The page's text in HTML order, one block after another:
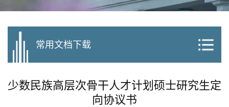
常用文档下载
少数民族高层次骨干人才计划硕士研究生定
向协议书